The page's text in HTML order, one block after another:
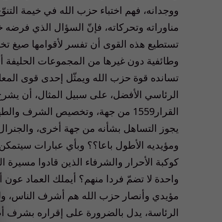
ووجدانه، فهم اختباء حزب الله في خيمة
مناوراته وتحركاته، فإنّ السؤال الذي
تستطيع هذه القوى أن تفسر لأقوامها
وطائفية دون غيرها من المجموعات
تسانده قوة حزب الله ويمثّل إحدى قوى
الرئاسي الأفضل، على سبيل المثال، أن
القرار1559 من جهة، وتخصيص الشرف
يجوز التساهل بشأنه من جهة أخرى،
ومؤيديه الأطول باعا؟؟ وبأي عبارات
كوكبة الأحرار والشرفاء الذين قادوا
واحدة لا تضمّ فردا منهم؟ أيملك العماد
مؤيدي وأنصار حزب الله هم أشرف الناس،
الرئاسة، يدل بالضرورة على إقراره بشرف